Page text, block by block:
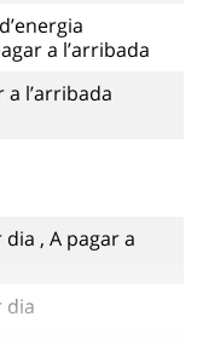
a l’arribada
a l’arribada
dia , A pagar a
dia